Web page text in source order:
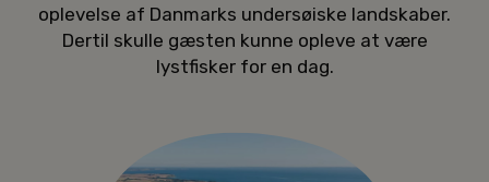
oplevelse af Danmarks undersøiske landskaber.
Dertil skulle gæsten kunne opleve at være
lystfisker for en dag.